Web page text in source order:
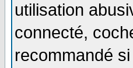
utilisation
connecté,
recommandé